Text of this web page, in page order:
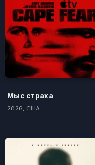
Мыс страха
2026, США